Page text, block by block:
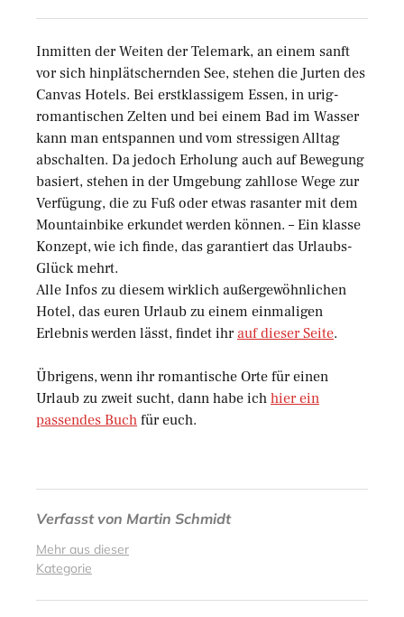
Inmitten der Weiten der Telemark, an einem sanft
vor sich hinplätschernden See, stehen die Jurten des
Canvas Hotels. Bei erstklassigem Essen, in urig-
romantischen Zelten und bei einem Bad im Wasser
kann man entspannen und vom stressigen Alltag
abschalten. Da jedoch Erholung auch auf Bewegung
basiert, stehen in der Umgebung zahllose Wege zur
Verfügung, die zu Fuß oder etwas rasanter mit dem
Mountainbike erkundet werden können. – Ein klasse
Konzept, wie ich finde, das garantiert das Urlaubs-
Glück mehrt.
Alle Infos zu diesem wirklich außergewöhnlichen
Hotel, das euren Urlaub zu einem einmaligen
Erlebnis werden lässt, findet ihrauf dieser Seite.
Übrigens, wenn ihr romantische Orte für einen
Urlaub zu zweit sucht, dann habe ich hier ein
passendes Buch für euch.
Verfasst von Martin Schmidt
Mehr aus dieser
Kategorie